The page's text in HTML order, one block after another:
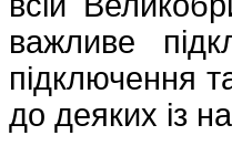
важливе
підключення
до деяких із